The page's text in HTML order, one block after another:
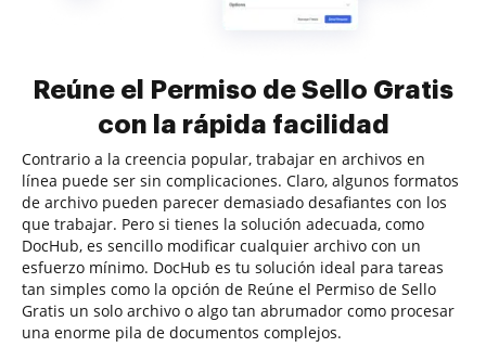
Reúne el Permiso de Sello Gratis
con la rápida facilidad
Contrario a la creencia popular, trabajar en archivos en
línea puede ser sin complicaciones. Claro, algunos formatos
de archivo pueden parecer demasiado desafiantes con los
que trabajar. Pero si tienes la solución adecuada, como
DocHub, es sencillo modificar cualquier archivo con un
esfuerzo mínimo. DocHub es tu solución ideal para tareas
tan simples como la opción de Reúne el Permiso de Sello
Gratis un solo archivo o algo tan abrumador como procesar
una enorme pila de documentos complejos.